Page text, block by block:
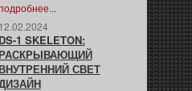
12.02.2024
DS-1 SKELETON:
РАСКРЫВАЮЩИЙ
ВНУТРЕННИЙ СВЕТ